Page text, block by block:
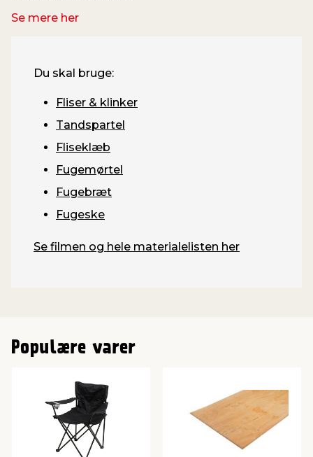
Se mere her
Du skal bruge:
Fliser & klinker
Tandspartel
Fliseklæb
Fugemørtel
Fugebræt
Fugeske
Se filmen og hele materialelisten her
Populære varer